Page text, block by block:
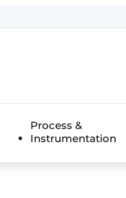
Process &
Instrumentation